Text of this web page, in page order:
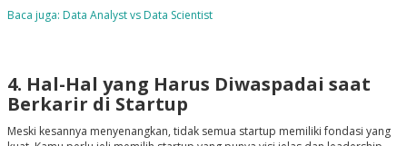
Baca juga: Data Analyst vs Data Scientist
4. Hal-Hal yang Harus Diwaspadai saat
Berkarir di Startup
Meski kesannya menyenangkan, tidak semua startup memiliki fondasi yang